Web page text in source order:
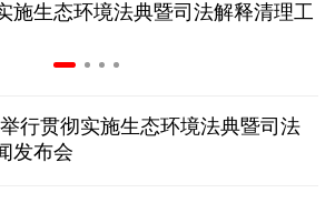
保持扩张 行业运行韧性较强
供更多导弹 特朗普：我们也想要
施生态环境法典暨司法解释清理工
行贯彻实施生态环境法典暨司法
发布会